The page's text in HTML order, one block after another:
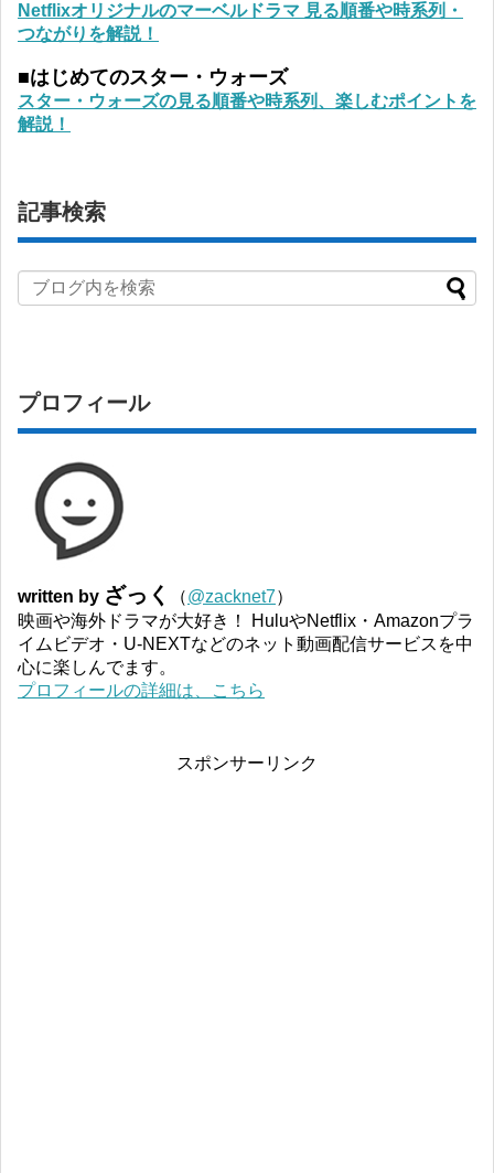
Netflixオリジナルのマーベルドラマ 見る順番や時系列・
つながりを解説！
■はじめてのスター・ウォーズ
スター・ウォーズの見る順番や時系列、楽しむポイントを
解説！
記事検索
プロフィール
written by ざっく （@zacknet7）
映画や海外ドラマが大好き！ HuluやNetflix・Amazonプラ
イムビデオ・U-NEXTなどのネット動画配信サービスを中
心に楽しんでます。
プロフィールの詳細は、こちら
スポンサーリンク